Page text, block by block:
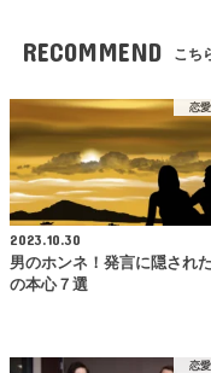
RECOMMEND こち
恋
2023.10.30
男のホンネ！発言に隠され
の本心７選
恋